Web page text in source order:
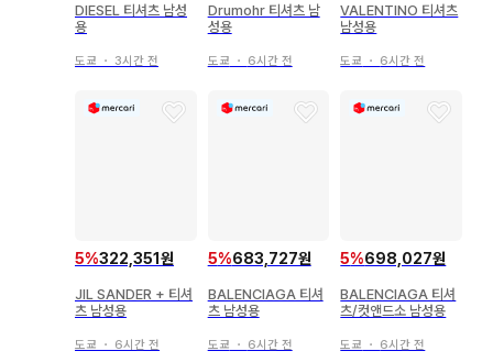
DIESEL 티셔츠 남성
용
도쿄 ・ 3시간 전
Drumohr 티셔츠 남
성용
도쿄 ・ 6시간 전
VALENTINO 티셔츠
남성용
도쿄 ・ 6시간 전
5%322,351원
JIL SANDER + 티셔
츠 남성용
도쿄 ・ 6시간 전
5%683,727원
BALENCIAGA 티셔
츠 남성용
도쿄 ・ 6시간 전
5%698,027원
BALENCIAGA 티셔
츠/컷앤드소 남성용
도쿄 ・ 6시간 전